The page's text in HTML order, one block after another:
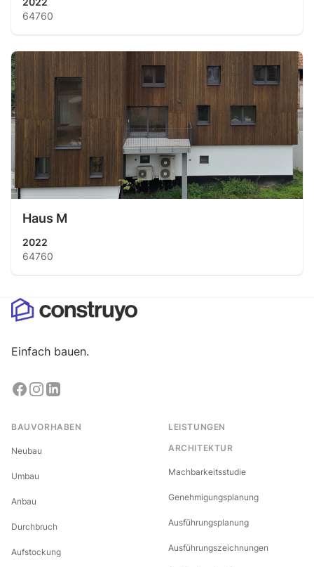
64760
Haus M
2022
64760
Einfach bauen.
BAUVORHABEN
Neubau
Umbau
Anbau
Durchbruch
Aufstockung
LEISTUNGEN
ARCHITEKTUR
Machbarkeitsstudie
Genehmigungsplanung
Ausführungsplanung
Ausführungszeichnungen